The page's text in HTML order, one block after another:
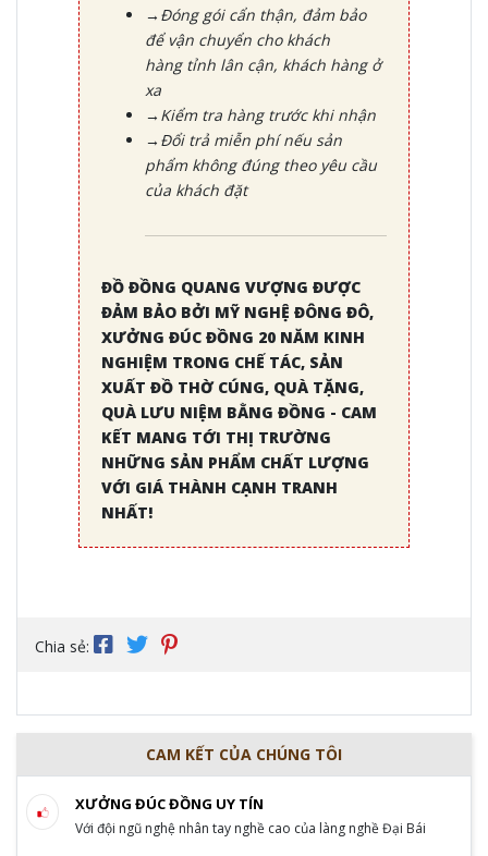
→Đóng gói cẩn thận, đảm bảo
để vận chuyển cho khách
hàng tỉnh lân cận, khách hàng ở
xa
→Kiểm tra hàng trước khi nhận
→Đổi trả miễn phí nếu sản
phẩm không đúng theo yêu cầu
của khách đặt
ĐỒ ĐỒNG QUANG VƯỢNG ĐƯỢC
ĐẢM BẢO BỞI MỸ NGHỆ ĐÔNG ĐÔ,
XƯỞNG ĐÚC ĐỒNG 20 NĂM KINH
NGHIỆM TRONG CHẾ TÁC, SẢN
XUẤT ĐỒ THỜ CÚNG, QUÀ TẶNG,
QUÀ LƯU NIỆM BẰNG ĐỒNG - CAM
KẾT MANG TỚI THỊ TRƯỜNG
NHỮNG SẢN PHẨM CHẤT LƯỢNG
VỚI GIÁ THÀNH CẠNH TRANH
NHẤT!
Chia sẻ:
CAM KẾT CỦA CHÚNG TÔI
XƯỞNG ĐÚC ĐỒNG UY TÍN
Với đội ngũ nghệ nhân tay nghề cao của làng nghề Đại Bái